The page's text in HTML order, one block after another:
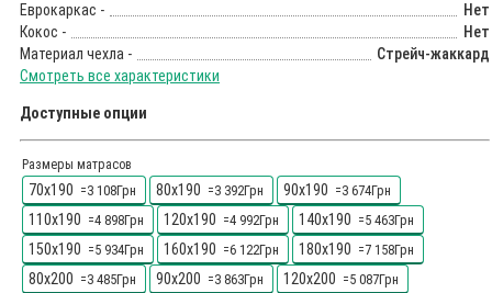
Еврокаркас -
Нет
Кокос -
Нет
Материал чехла -
Стрейч-жаккард
Смотреть все характеристики
Доступные опции
Размеры матрасов
70x190 =3 108Грн 80x190 =3 392Грн 90x190 =3 674Грн
110x190 =4 898Грн 120x190 =4 992Грн 140x190 =5 463Грн
150x190 =5 934Грн 160x190 =6 122Грн 180x190 =7 158Грн
80x200 =3 485Грн 90x200 =3 863Грн 120x200 =5 087Грн